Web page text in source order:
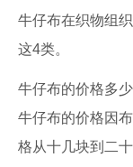
牛仔布在织物组
这4类。
牛仔布的价格多少
牛仔布的价格因
格从十几块到二